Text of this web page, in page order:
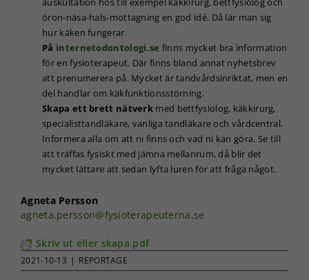
öron-näsa-hals-mottagning en god idé. Då lär man sig
hur käken fungerar.
På internetodontologi.se finns mycket bra information
för en fysioterapeut. Där finns bland annat nyhetsbrev
att prenumerera på. Mycket är tandvårdsinriktat, men en
del handlar om käkfunktionsstörning.
Skapa ett brett nätverk med bettfysiolog, käkkirurg,
specialisttandläkare, vanliga tandläkare och vårdcentral.
Informera alla om att ni finns och vad ni kan göra. Se till
att träffas fysiskt med jämna mellanrum, då blir det
mycket lättare att sedan lyfta luren för att fråga något.
Agneta Persson
agneta.persson@fysioterapeuterna.se
Skriv ut eller skapa pdf
2021-10-13 | REPORTAGE
prestera så
bra som
ditt besök.
Om du nekar
de här
kakorna
kommer viss
funktionalitet
från
hemsidan.
Genom att dela
surfar ökar du